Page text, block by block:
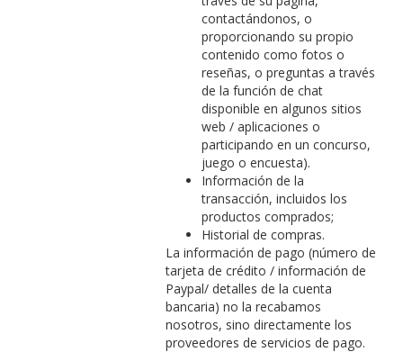
contactándonos, o
proporcionando su propio
contenido como fotos o
reseñas, o preguntas a través
de la función de chat
disponible en algunos sitios
web / aplicaciones o
participando en un concurso,
juego o encuesta).
Información de la
transacción, incluidos los
productos comprados;
Historial de compras.
La información de pago (número de
tarjeta de crédito / información de
Paypal/ detalles de la cuenta
bancaria) no la recabamos
nosotros, sino directamente los
proveedores de servicios de pago.